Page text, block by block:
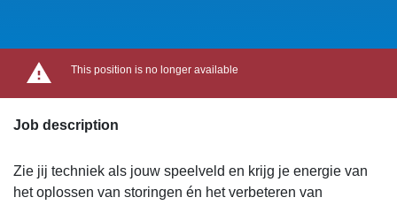
This position is no longer available
Job description
Zie jij techniek als jouw speelveld en krijg je energie van
het oplossen van storingen én het verbeteren van